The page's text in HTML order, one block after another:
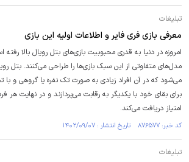
تبلیغات
معرفی بازی فری فایر و اطلاعات اولیه این بازی
امروزه در دنیا به قدری محبوبیت بازی‌های بتل رویال بالا
مدل‌های متفاوتی از این سبک بازی‌ها را طراحی می‌کنند. بتل
می‌شود که در آن افراد زیادی به صورت تک نفره یا گروهی و با
برای بقای خود با یکدیگر به رقابت می‌پردازند و در نهایت هر
امتیاز دریافت می‌کند.
کد خبر: ۸۷۶۵۷۷ تاریخ انتشار : ۱۴۰۲/۰۹/۰۷
تبلیغات